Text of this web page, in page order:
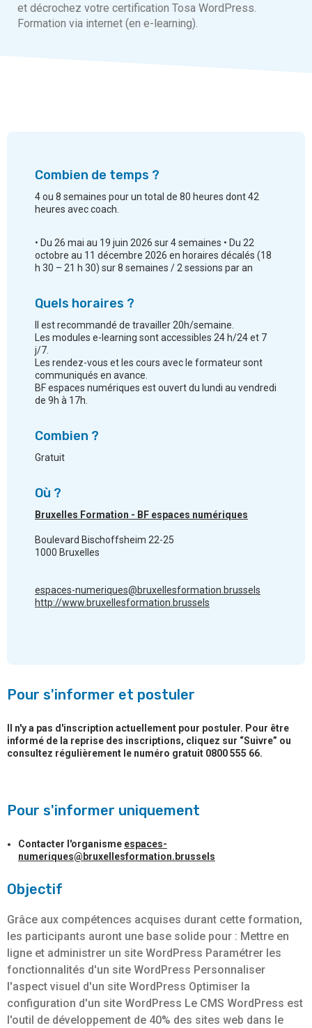
et décrochez votre certification Tosa WordPress.
Formation via internet (en e-learning).
Objectif
Grâce aux compétences acquises durant cette formation,
les participants auront une base solide pour : Mettre en
ligne et administrer un site WordPress Paramétrer les
fonctionnalités d'un site WordPress Personnaliser
l'aspect visuel d'un site WordPress Optimiser la
configuration d'un site WordPress Le CMS WordPress est
l'outil de développement de 40% des sites web dans le
Combien de temps ?
4 ou 8 semaines pour un total de 80 heures dont 42
heures avec coach.
• Du 26 mai au 19 juin 2026 sur 4 semaines • Du 22
octobre au 11 décembre 2026 en horaires décalés (18
h 30 – 21 h 30) sur 8 semaines / 2 sessions par an
Quels horaires ?
Il est recommandé de travailler 20h/semaine.
Les modules e-learning sont accessibles 24 h/24 et 7
j/7.
Les rendez-vous et les cours avec le formateur sont
communiqués en avance.
BF espaces numériques est ouvert du lundi au vendredi
de 9h à 17h.
Combien ?
Gratuit
Où ?
Bruxelles Formation - BF espaces numériques
Boulevard Bischoffsheim 22-25
1000 Bruxelles
espaces-numeriques@bruxellesformation.brussels
http://www.bruxellesformation.brussels
Pour s'informer et postuler
Il n'y a pas d'inscription actuellement pour postuler. Pour être
informé de la reprise des inscriptions, cliquez sur “Suivre” ou
consultez régulièrement le numéro gratuit 0800 555 66.
Pour s'informer uniquement
Contacter l'organisme espaces-
numeriques@bruxellesformation.brussels